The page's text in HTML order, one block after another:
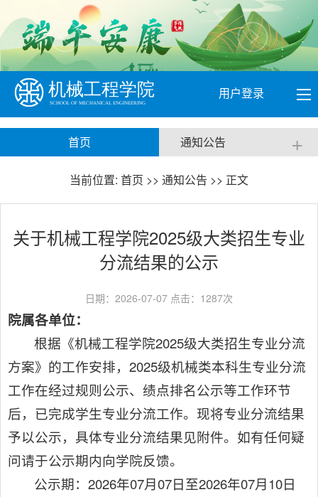
用户登录
首页 通知公告 +
当前位置: 首页 >> 通知公告 >> 正文
关于机械工程学院2025级大类招生专业
分流结果的公示
日期：2026-07-07 点击： 1287次
院属各单位：
根据《机械工程学院2025级大类招生专业分流
方案》的工作安排，2025级机械类本科生专业分流
工作在经过规则公示、绩点排名公示等工作环节
后，已完成学生专业分流工作。现将专业分流结果
予以公示，具体专业分流结果见附件。如有任何疑
问请于公示期内向学院反馈。
公示期：2026年07月07日至2026年07月10日